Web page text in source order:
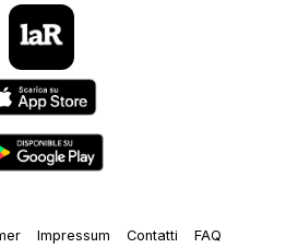
Impressum Contatti
FAQ